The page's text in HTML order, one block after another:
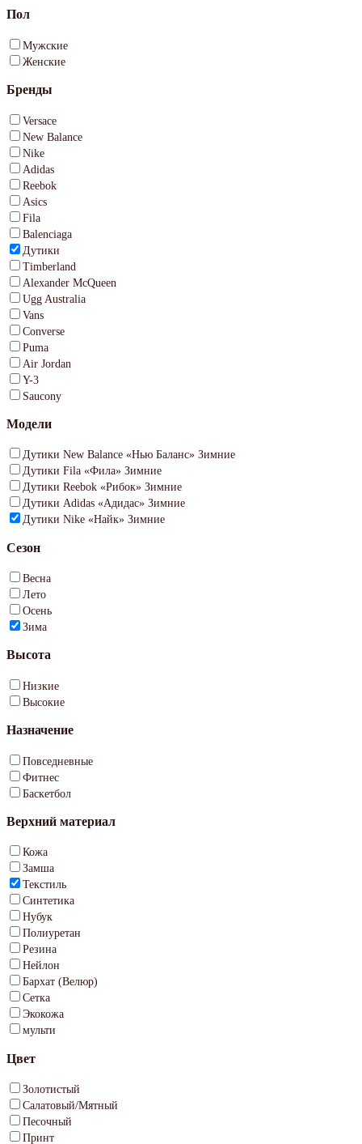
Пол
Мужские
Женские
Бренды
Versace
New Balance
Nike
Adidas
Reebok
Asics
Fila
Balenciaga
Дутики
Timberland
Alexander McQueen
Ugg Australia
Vans
Converse
Puma
Air Jordan
Y-3
Saucony
Модели
Дутики New Balance «Нью Баланс» Зимние
Дутики Fila «Фила» Зимние
Дутики Reebok «Рибок» Зимние
Дутики Adidas «Адидас» Зимние
Дутики Nike «Найк» Зимние
Сезон
Весна
Лето
Осень
Зима
Высота
Низкие
Высокие
Назначение
Повседневные
Фитнес
Баскетбол
Верхний материал
Кожа
Замша
Текстиль
Синтетика
Нубук
Полиуретан
Резина
Нейлон
Бархат (Велюр)
Сетка
Экокожа
мульти
Цвет
Золотистый
Салатовый/Мятный
Песочный
Принт